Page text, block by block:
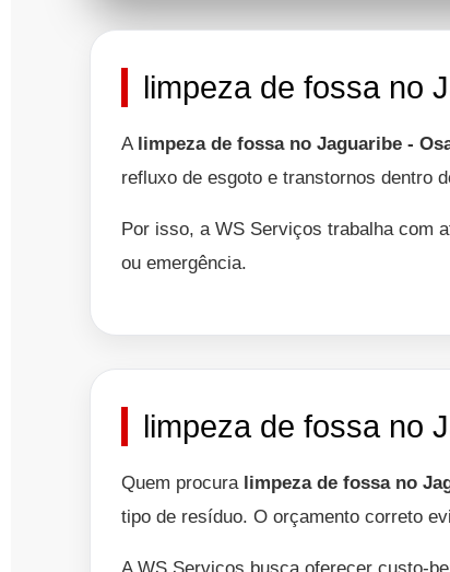
limpeza de fossa no
A limpeza de fossa no Jaguaribe -
refluxo de esgoto e transtornos dentro
Por isso, a WS Serviços trabalha com
ou emergência.
limpeza de fossa no
Quem procura limpeza de fossa no
tipo de resíduo. O orçamento correto